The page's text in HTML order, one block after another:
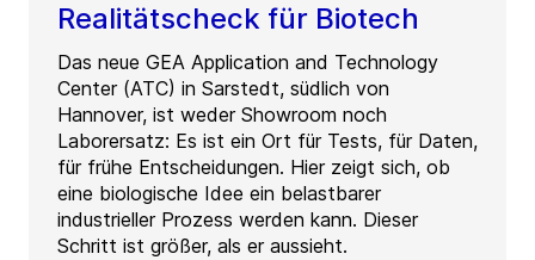
Realitätscheck für Biotech
Das neue GEA Application and Technology
Center (ATC) in Sarstedt, südlich von
Hannover, ist weder Showroom noch
Laborersatz: Es ist ein Ort für Tests, für Daten,
für frühe Entscheidungen. Hier zeigt sich, ob
eine biologische Idee ein belastbarer
industrieller Prozess werden kann. Dieser
Schritt ist größer, als er aussieht.